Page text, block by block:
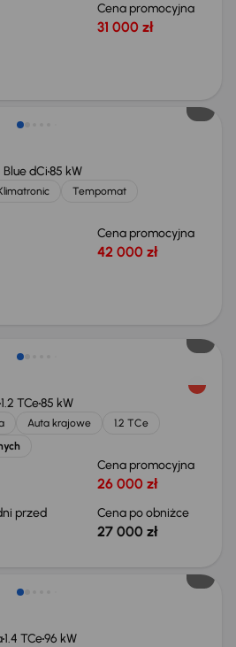
Cena promocyjna
31 000 zł
Blue dCi85 kW
Tempomat
Cena promocyjna
42 000 zł
1.2 TCe85 kW
Auta krajowe
1.2 TCe
Cena promocyjna
26 000 zł
przed
Cena po obniżce
27 000 zł
1.4 TCe96 kW